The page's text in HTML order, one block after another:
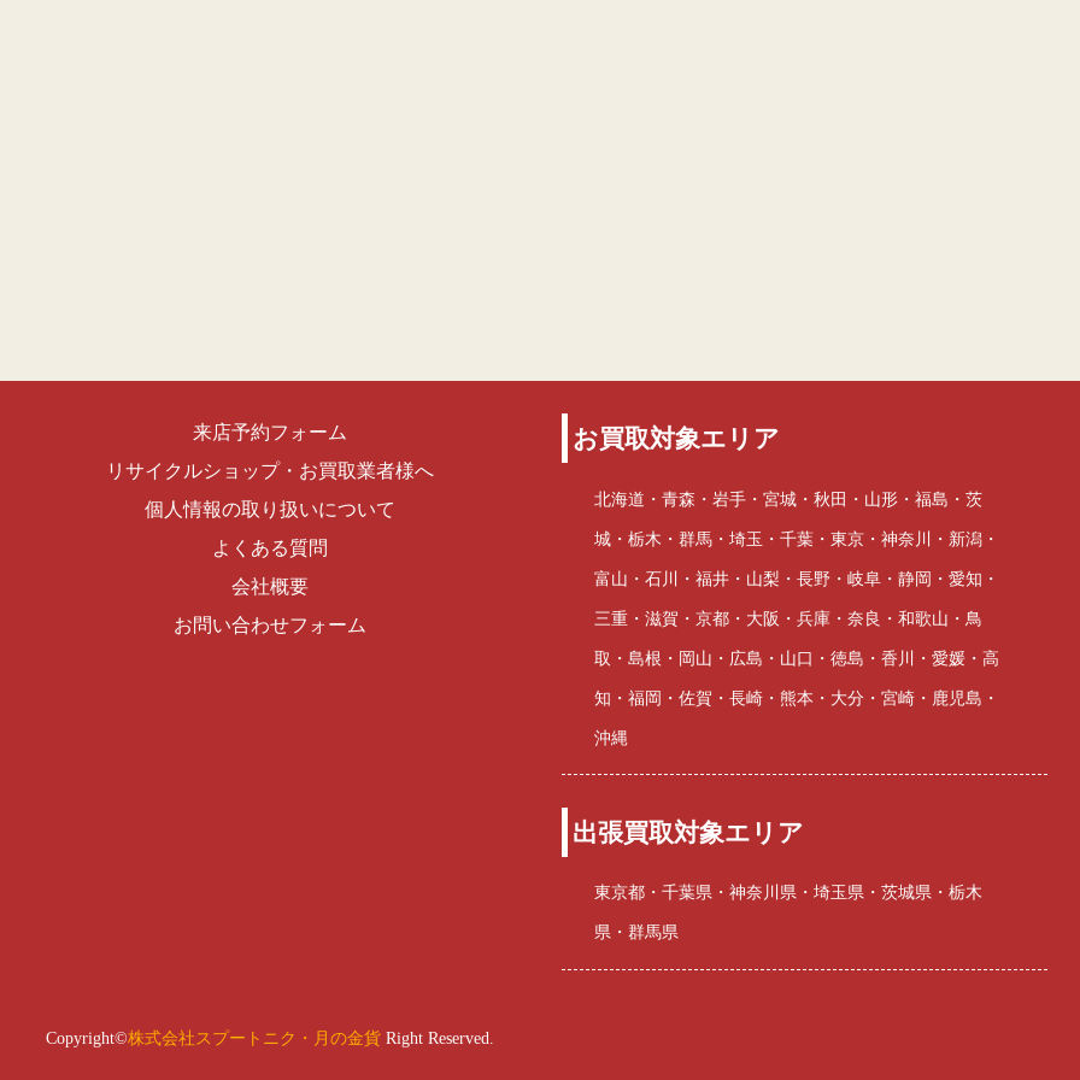
来店予約フォーム
リサイクルショップ・お買取業者様へ
個人情報の取り扱いについて
よくある質問
会社概要
お問い合わせフォーム
お買取対象エリア
北海道・青森・岩手・宮城・秋田・山形・福島・茨
城・栃木・群馬・埼玉・千葉・東京・神奈川・新潟・
富山・石川・福井・山梨・長野・岐阜・静岡・愛知・
三重・滋賀・京都・大阪・兵庫・奈良・和歌山・鳥
取・島根・岡山・広島・山口・徳島・香川・愛媛・高
知・福岡・佐賀・長崎・熊本・大分・宮崎・鹿児島・
沖縄
出張買取対象エリア
東京都・千葉県・神奈川県・埼玉県・茨城県・栃木
県・群馬県
Copyright©株式会社スプートニク・月の金貨 Right Reserved.